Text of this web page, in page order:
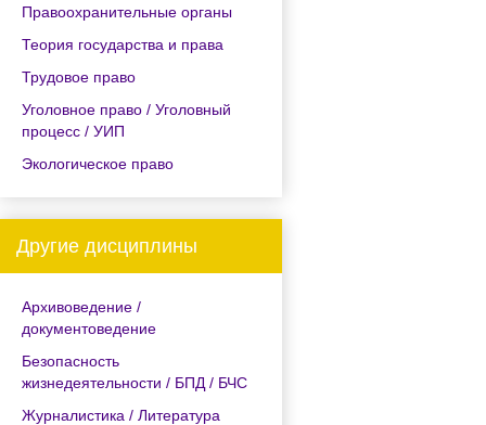
Правоохранительные органы
Теория государства и права
Трудовое право
Уголовное право / Уголовный
процесс / УИП
Экологическое право
Другие дисциплины
Архивоведение /
документоведение
Безопасность
жизнедеятельности / БПД / БЧС
Журналистика / Литература